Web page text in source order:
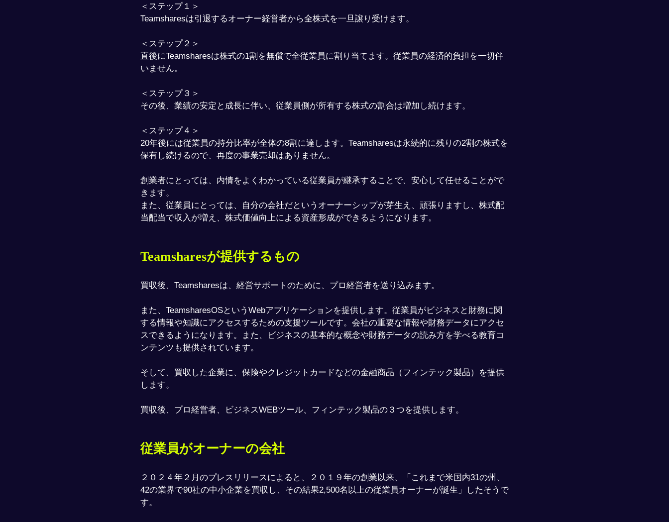
＜ステップ１＞
Teamsharesは引退するオーナー経営者から全株式を一旦譲り受けます。
＜​ステップ２＞
直後にTeamsharesは株式の1割を無償で全従業員に割り当てます。従業員の経済的負担を一切伴
いません。
​＜ステップ３＞
その後、業績の安定と成長に伴い、従業員側が所有する株式の割合は増加し続けます。
＜​ステップ４＞
20年後には従業員の持分比率が全体の8割に達します。Teamsharesは永続的に残りの2割の株式を
保有し続けるので、再度の事業売却はありません。
創業者にとっては、内情をよくわかっている従業員が継承することで、安心して任せることがで
きます。
また、従業員にとっては、自分の会社だというオーナーシップが芽生え、頑張りますし、株式配
当配当で収入が増え、株式価値向上による資産形成ができるようになります。
Teamsharesが提供するもの
買収後、Teamsharesは、経営サポートのために、プロ経営者を送り込みます。
また、TeamsharesOSというWebアプリケーションを提供します。従業員がビジネスと財務に関
する情報や知識にアクセスするための支援ツールです。会社の重要な情報や財務データにアクセ
スできるようになります。また、ビジネスの基本的な概念や財務データの読み方を学べる教育コ
ンテンツも提供されています。
そして、買収した企業に、保険やクレジットカードなどの金融商品（フィンテック製品）を提供
します。
買収後、プロ経営者、ビジネスWEBツール、フィンテック製品の３つを提供します。
従業員がオーナーの会社
２０２４年２月のプレスリリースによると、２０１９年の創業以来、「これまで米国内31の州、
42の業界で90社の中小企業を買収し、その結果2,500名以上の従業員オーナーが誕生」したそうで
す。